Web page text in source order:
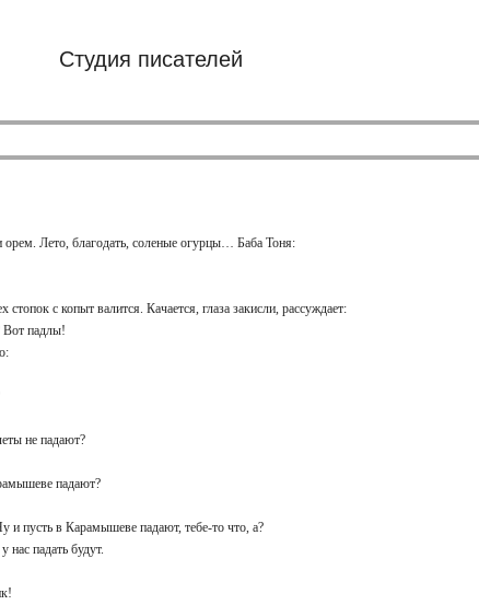
Студия писателей
Лето, благодать, соленые огурцы… Баба Тоня:
с копыт валится. Качается, глаза закисли, рассуждает:
Вот падлы!
не падают?
падают?
и пусть в Карамышеве падают, тебе-то что, а?
нас падать будут.